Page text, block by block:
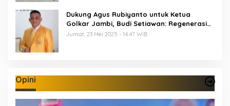
Dukung Agus Rubiyanto untuk Ketua
Golkar Jambi, Budi Setiawan: Regenerasi
Kepemimpinan Wajib Berjalan
Jumat, 23 Mei 2025 - 14:47 WIB
Opini